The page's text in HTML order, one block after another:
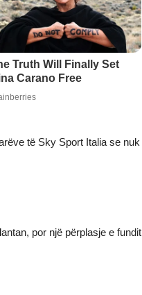
të Sky Sport Italia se nuk
por një përplasje e fundit